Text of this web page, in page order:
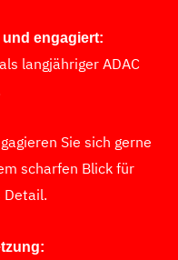
engagiert:
langjähriger ADAC
Sie sich gerne
scharfen Blick für
Detail.